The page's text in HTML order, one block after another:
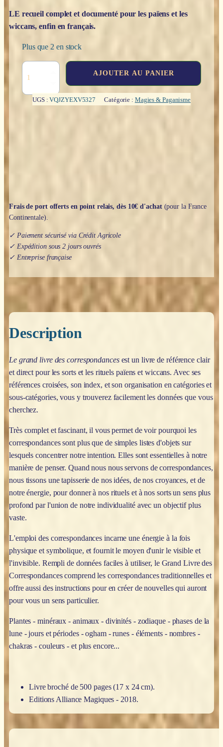
LE recueil complet et documenté pour les païens et les
wiccans, enfin en français.
Plus que 2 en stock
grand
AJOUTER AU PANIER
UGS :VQJZYEXV5327 Catégorie : Magies & Paganisme
Frais de port offerts en point relais, dès 10€ d'achat(pour la France
Continentale).
✓ Paiement sécurisé via Crédit Agricole
✓ Expédition sous 2 jours ouvrés
✓ Entreprise française
Description
Le grand livre des correspondancesest un livre de référence clair
et direct pour les sorts et les rituels païens et wiccans. Avec ses
références croisées, son index, et son organisation en catégories et
sous-catégories, vous y trouverez facilement les données que vous
cherchez.
Très complet et fascinant, il vous permet de voir pourquoi les
correspondances sont plus que de simples listes d'objets sur
lesquels concentrer notre intention. Elles sont essentielles à notre
manière de penser. Quand nous nous servons de correspondances,
nous tissons une tapisserie de nos idées, de nos croyances, et de
notre énergie, pour donner à nos rituels et à nos sorts un sens plus
profond par l'union de notre individualité avec un objectif plus
vaste.
L'emploi des correspondances incarne une énergie à la fois
physique et symbolique, et fournit le moyen d'unir le visible et
l'invisible. Rempli de données faciles à utiliser, le Grand Livre des
Correspondances comprend les correspondances traditionnelles et
offre aussi des instructions pour en créer de nouvelles qui auront
pour vous un sens particulier.
Plantes - minéraux - animaux - divinités - zodiaque - phases de la
lune - jours et périodes - ogham - runes - éléments - nombres -
chakras - couleurs - et plus encore...
Livre broché de 500 pages (17 x 24 cm).
Editions Alliance Magiques - 2018.